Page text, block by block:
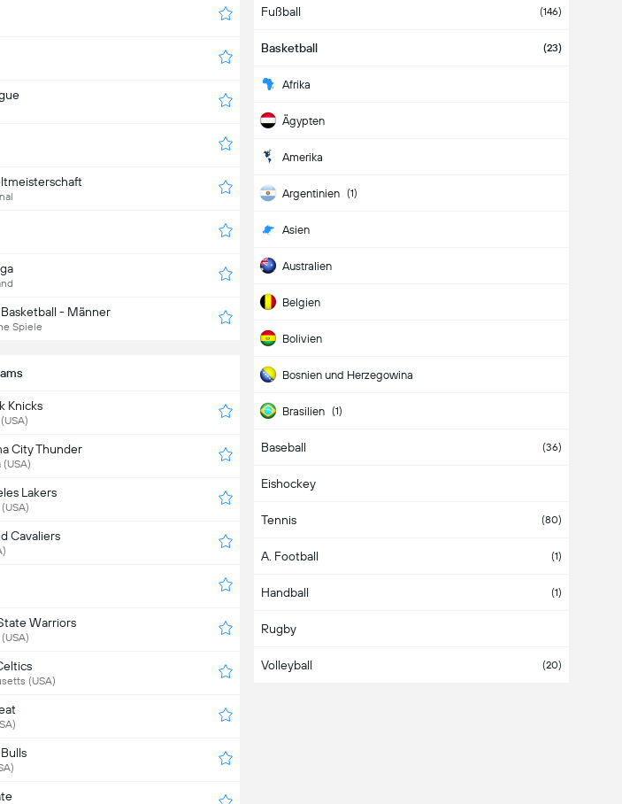
- Männer
Spiele
Fußball (146)
Basketball (23)
Afrika
Ägypten
Amerika
Argentinien (1)
Asien
Australien
Belgien
Bolivien
Bosnien und Herzegowina
Brasilien (1)
Bulgarien
Chile (3)
China
Costa Rica
Dänemark
Deutschland
Dominikanische Republik
Baseball (36)
Eishockey
Tennis (80)
A. Football (1)
Handball (1)
Rugby
Volleyball (20)
Knicks
City Thunder
(USA)
Lakers
Cavaliers
Warriors
(USA)